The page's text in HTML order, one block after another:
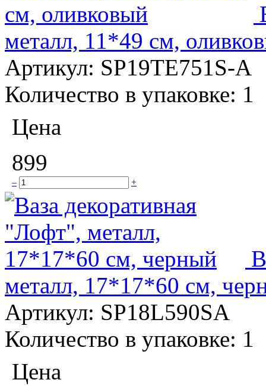
металл, 11*49 см,
Артикул: SP19TE751S-A
Количество в упаковке: 1
Цена
899
– +
металл, 17*17*60 см,
Артикул: SP18L590SA
Количество в упаковке: 1
Цена